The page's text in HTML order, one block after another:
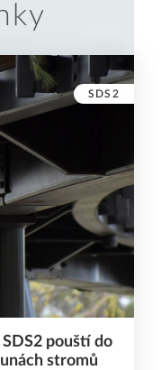
SDS2
pouští do
stromů